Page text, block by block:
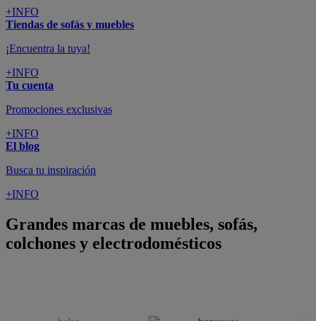
+INFO
Tiendas de sofás y muebles
¡Encuentra la tuya!
+INFO
Tu cuenta
Promociones exclusivas
+INFO
El blog
Busca tu inspiración
+INFO
Grandes marcas de muebles, sofás,
colchones y electrodomésticos